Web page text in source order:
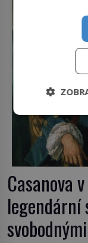
Casanova
legendární